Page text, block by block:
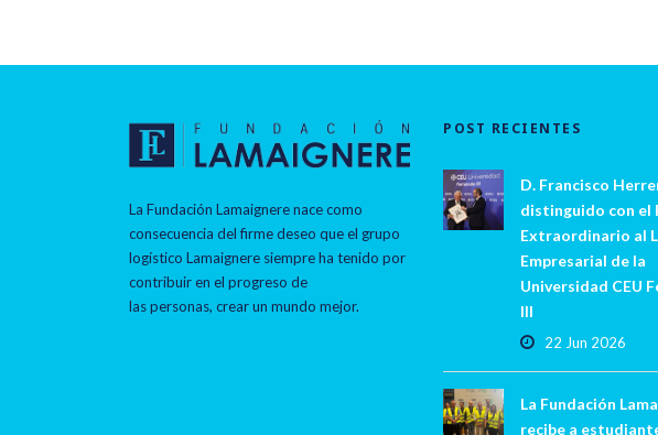
La Fundación Lamaignere nace como
consecuencia del firme deseo que el grupo
logístico Lamaignere siempre ha tenido por
contribuir en el progreso de
las personas, crear un mundo mejor.
POST RECIENTES
D. Francisco
distinguido con el
Extraordinario al
Empresarial de la
Universidad CEU
III
22 Jun 2026
La Fundación
recibe a